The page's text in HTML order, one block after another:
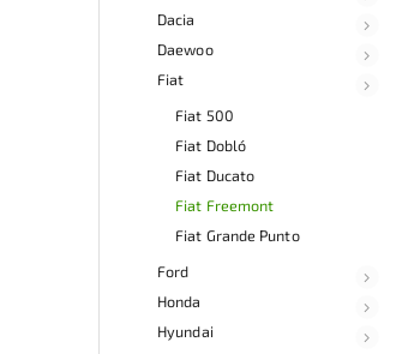
Dacia
Daewoo
Fiat
Fiat 500
Fiat Dobló
Fiat Ducato
Fiat Freemont
Fiat Grande Punto
Ford
Honda
Hyundai